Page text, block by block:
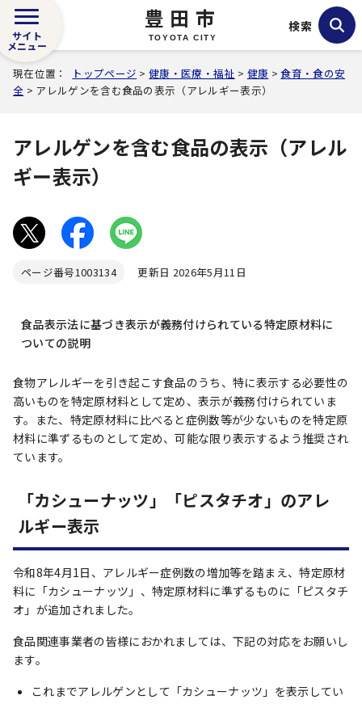
豊田市
TOYOTA CITY
サイト
メニュー
検索
現在位置： トップページ >健康・医療・福祉 > 健康 >食育・食の安
全 > アレルゲンを含む食品の表示（アレルギー表示）
アレルゲンを含む食品の表示（アレル
ギー表示）
ページ番号1003134 更新日 2026年5月11日
食品表示法に基づき表示が義務付けられている特定原材料に
ついての説明
食物アレルギーを引き起こす食品のうち、特に表示する必要性の
高いものを特定原材料として定め、表示が義務付けられていま
す。また、特定原材料に比べると症例数等が少ないものを特定原
材料に準ずるものとして定め、可能な限り表示するよう推奨され
ています。
「カシューナッツ」「ピスタチオ」のアレ
ルギー表示
令和8年4月1日、アレルギー症例数の増加等を踏まえ、特定原材
料に「カシューナッツ」、特定原材料に準ずるものに「ピスタチ
オ」が追加されました。
食品関連事業者の皆様におかれましては、下記の対応をお願いし
ます。
これまでアレルゲンとして「カシューナッツ」を表示してい